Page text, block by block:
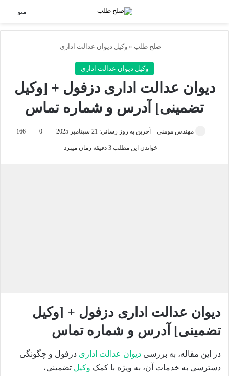
منو
صلح طلب » وکیل دیوان عدالت اداری
وکیل دیوان عدالت اداری
دیوان عدالت اداری دزفول + [وکیل
تضمینی] آدرس و شماره تماس
مهندس مومنی آخرین به روز رسانی: 21 سپتامبر 2025 0
166
خواندن این مطلب 3 دقیقه زمان میبرد
دیوان عدالت اداری دزفول + [وکیل
تضمینی] آدرس و شماره تماس
در این مقاله، به بررسی دیوان عدالت اداری دزفول و چگونگی
دسترسی به خدمات آن، به ویژه با کمک وکیل تضمینی،